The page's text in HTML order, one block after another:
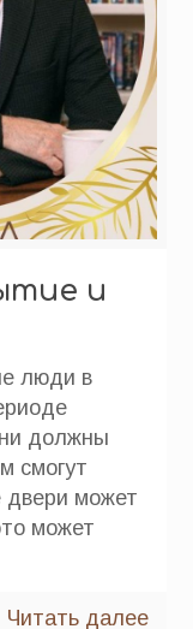
и
люди в
должны
смогут
может
может
Читать далее